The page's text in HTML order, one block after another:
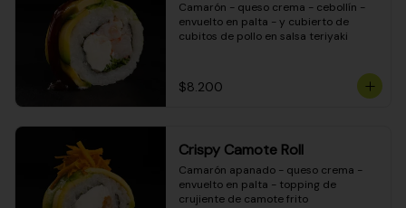
Camarón - queso crema - cebollín -
envuelto en palta - y cubierto de
cubitos de pollo en salsa teriyaki
$8.200
Crispy Camote Roll
Camarón apanado - queso crema -
envuelto en palta - topping de
crujiente de camote frito